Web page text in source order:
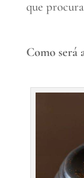
que
Como será